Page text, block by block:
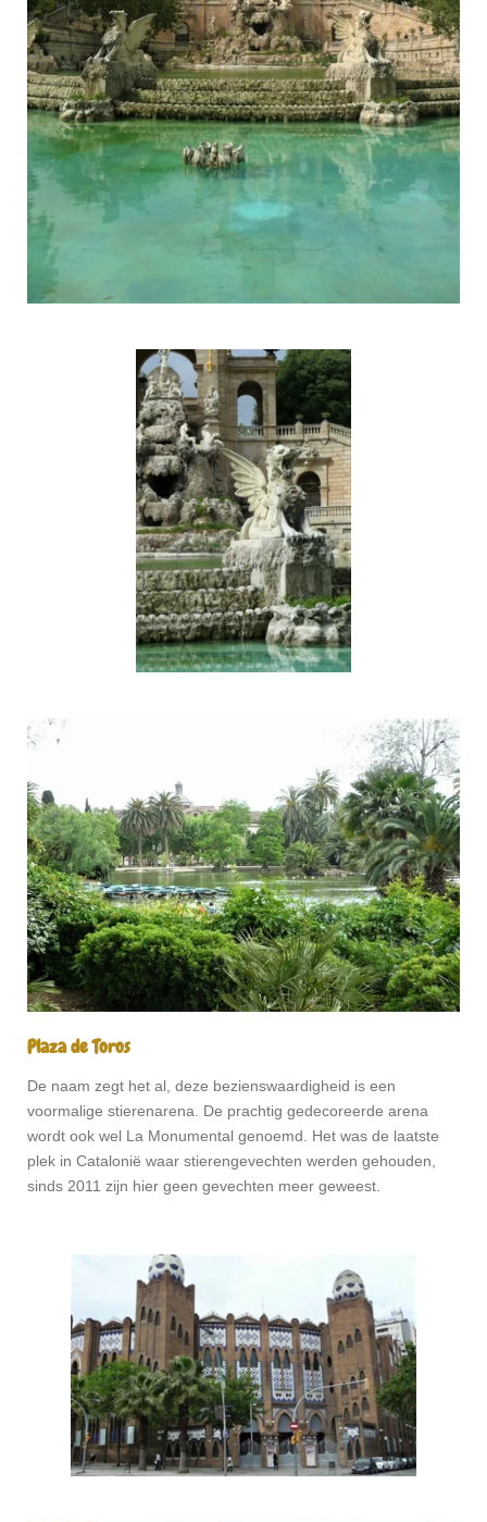
Plaza de Toros
De naam zegt het al, deze bezienswaardigheid is een
voormalige stierenarena. De prachtig gedecoreerde arena
wordt ook wel La Monumental genoemd. Het was de laatste
plek in Catalonië waar stierengevechten werden gehouden,
sinds 2011 zijn hier geen gevechten meer geweest.